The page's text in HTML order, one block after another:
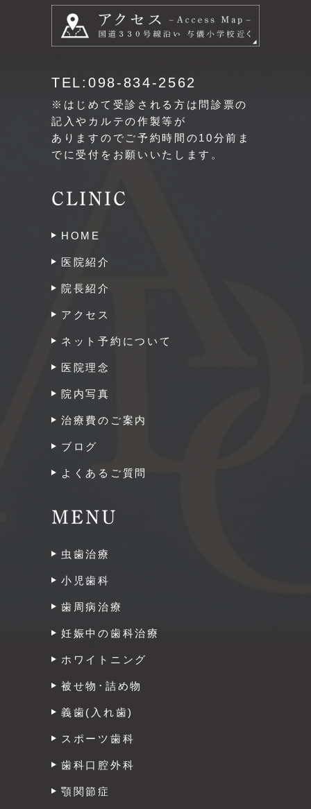
TEL:098-834-2562
※はじめて受診される方は問診票の
記入やカルテの作製等が
ありますのでご予約時間の10分前ま
でに受付をお願いいたします。
CLINIC
HOME
医院紹介
院長紹介
アクセス
ネット予約について
医院理念
院内写真
治療費のご案内
ブログ
よくあるご質問
MENU
虫歯治療
小児歯科
歯周病治療
妊娠中の歯科治療
ホワイトニング
被せ物･詰め物
義歯(入れ歯)
スポーツ歯科
歯科口腔外科
顎関節症